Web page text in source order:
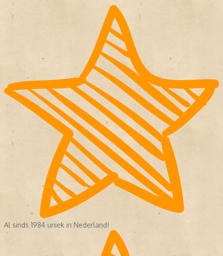
Al sinds 1984 uniek in Nederland!